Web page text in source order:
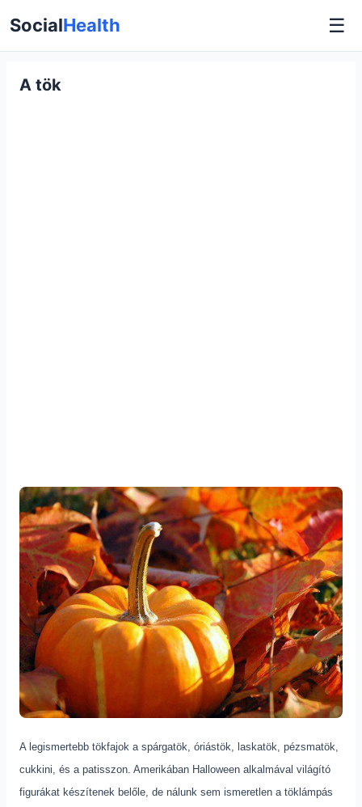
SocialHealth ☰
A tök
A legismertebb tökfajok a spárgatök, óriástök, laskatök, pézsmatök,
cukkini, és a patisszon. Amerikában Halloween alkalmával világító
figurákat készítenek belőle, de nálunk sem ismeretlen a töklámpás